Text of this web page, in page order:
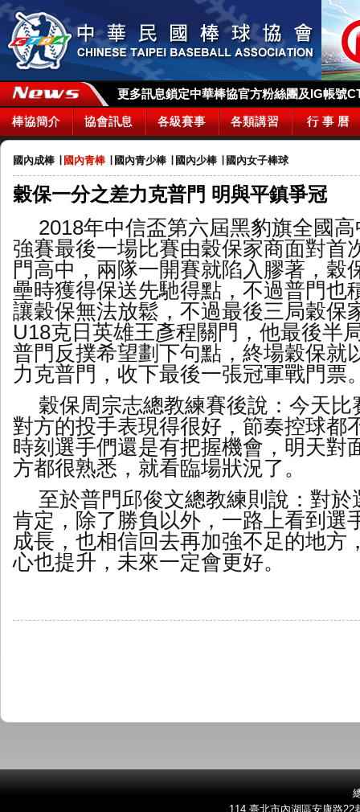
更多訊息鎖定中華棒協官方粉絲團及IG帳號
棒協簡介 協會訊息 各級賽事 各類講習 行 事 曆
國內成棒 國內青棒 國內青少棒 國內少棒 國內女子棒球
穀保一分之差力克普門 明與平鎮爭冠
2018年中信盃第六屆黑豹旗全國
強賽最後一場比賽由穀保家商面對首
門高中，兩隊一開賽就陷入膠著，穀
壘時獲得保送先馳得點，不過普門也
讓穀保無法放鬆，不過最後三局穀保
U18克日英雄王彥程關門，他最後半
普門反撲希望劃下句點，終場穀保就
力克普門，收下最後一張冠軍戰門票
穀保周宗志總教練賽後說：今天比
對方的投手表現得很好，節奏控球都
時刻選手們還是有把握機會，明天對
方都很熟悉，就看臨場狀況了。
至於普門邱俊文總教練則說：對於
肯定，除了勝負以外，一路上看到選
成長，也相信回去再加強不足的地方
心也提升，未來一定會更好。
114 臺北市內湖區安康路22